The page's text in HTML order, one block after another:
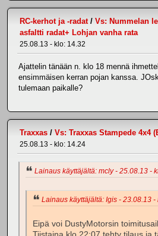
RC-kerhot ja -radat/ Vs: Nummelan
asfaltti radat+ Lohjan vanha rata
25.08.13 - klo: 14.32
Ajattelin tänään n. klo 18 mennä
ensimmäisen kerran pojan kanssa.
tulemaan paikalle?
Traxxas / Vs: Traxxas Stampede 4x4
25.08.13 - klo: 14.24
Lainaus käyttäjältä: mcly - 25.08.13 -
Lainaus käyttäjältä: Igis - 23.08.13 -
Eipä voi DustyMotorsin